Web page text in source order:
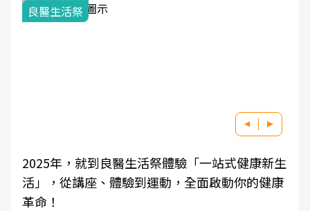
良醫生活祭
2025年，就到良醫生活祭體驗「一站式健康新生
活」，從講座、體驗到運動，全面啟動你的健康
革命！